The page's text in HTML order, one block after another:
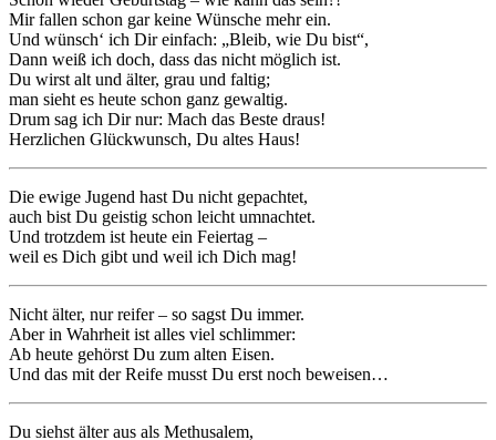
Mir fallen schon gar keine Wünsche mehr ein.
Und wünsch‘ ich Dir einfach: „Bleib, wie Du bist“,
Dann weiß ich doch, dass das nicht möglich ist.
Du wirst alt und älter, grau und faltig;
man sieht es heute schon ganz gewaltig.
Drum sag ich Dir nur: Mach das Beste draus!
Herzlichen Glückwunsch, Du altes Haus!
Die ewige Jugend hast Du nicht gepachtet,
auch bist Du geistig schon leicht umnachtet.
Und trotzdem ist heute ein Feiertag –
weil es Dich gibt und weil ich Dich mag!
Nicht älter, nur reifer – so sagst Du immer.
Aber in Wahrheit ist alles viel schlimmer:
Ab heute gehörst Du zum alten Eisen.
Und das mit der Reife musst Du erst noch beweisen…
Du siehst älter aus als Methusalem,